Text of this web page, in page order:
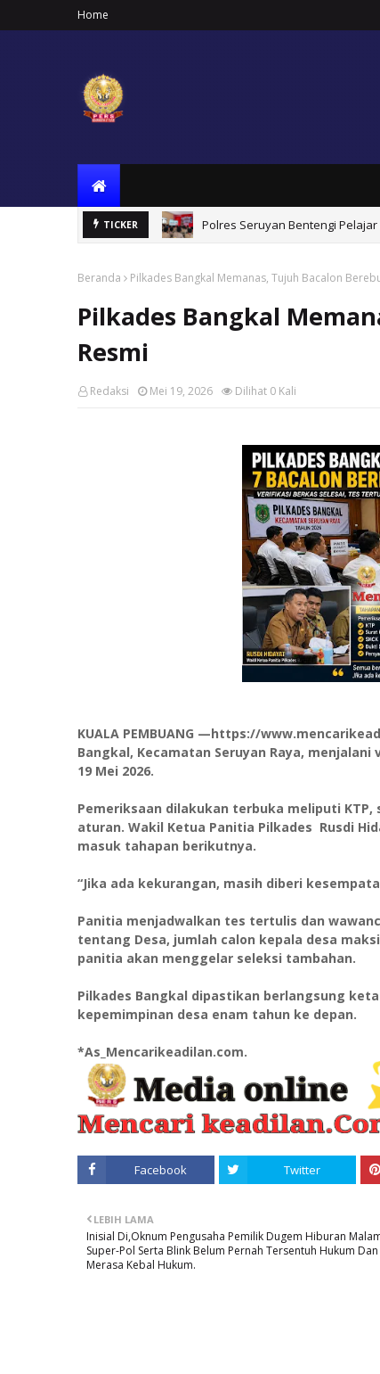
Home
TICKER Polres Seruyan Bentengi
Beranda Pilkades Bangkal Memanas, Tujuh Bacalon
Pilkades Bangkal
Resmi
Redaksi Dilihat 0 Kali
Mei 19, 2026
KUALA PEMBUANG —https://
Bangkal, Kecamatan Seruyan Raya,
19 Mei 2026.
Pemeriksaan dilakukan terbuka meliputi
aturan. Wakil Ketua Panitia Pilkades Rusdi
masuk tahapan berikutnya.
“Jika ada kekurangan, masih diberi
Panitia menjadwalkan tes tertulis dan
tentang Desa, jumlah calon kepala desa
panitia akan menggelar seleksi tambahan.
Pilkades Bangkal dipastikan berlangsung
kepemimpinan desa enam tahun ke depan.
*As_Mencarikeadilan.com.
Facebook Twitter
LEBIH LAMA
Inisial Di,Oknum Pengusaha Pemilik Dugem Hiburan
Super-Pol Serta Blink Belum Pernah Tersentuh Hukum Dan
Merasa Kebal Hukum.